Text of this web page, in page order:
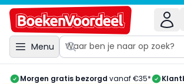
Menu
Morgen gratis bezorgd vanaf €35*